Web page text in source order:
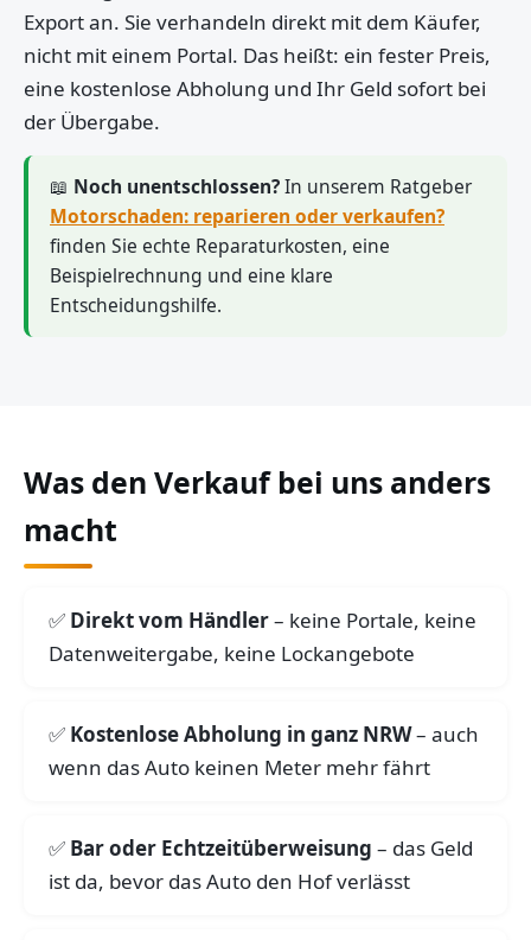
Export an. Sie verhandeln direkt mit dem Käufer,
nicht mit einem Portal. Das heißt: ein fester Preis,
eine kostenlose Abholung und Ihr Geld sofort bei
der Übergabe.
📖 Noch unentschlossen?In unserem Ratgeber
Motorschaden: reparieren oder verkaufen?
finden Sie echte Reparaturkosten, eine
Beispielrechnung und eine klare
Entscheidungshilfe.
Was den Verkauf bei uns anders
macht
Direkt vom Händler– keine Portale, keine
Datenweitergabe, keine Lockangebote
Kostenlose Abholung in ganz NRW– auch
wenn das Auto keinen Meter mehr fährt
Bar oder Echtzeitüberweisung – das Geld
ist da, bevor das Auto den Hof verlässt